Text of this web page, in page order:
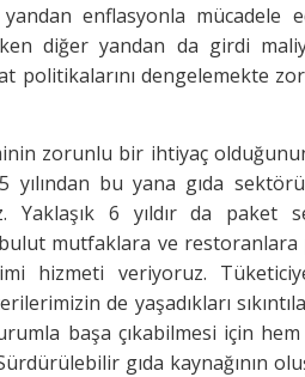
enflasyonla mücadele
diğer yandan da girdi
politikalarını dengelemekte
zorunlu bir ihtiyaç
yılından bu yana gıda
Yaklaşık 6 yıldır da paket
mutfaklara ve restoranlara
hizmeti veriyoruz.
de yaşadıkları
başa çıkabilmesi için hem
gıda kaynağının